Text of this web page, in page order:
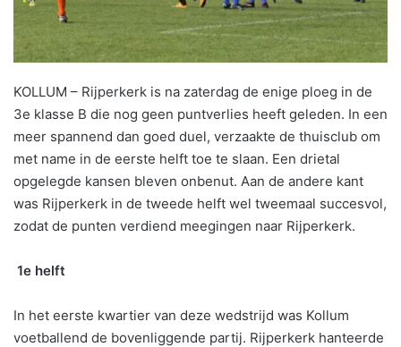
KOLLUM – Rijperkerk is na zaterdag de enige ploeg in de
3e klasse B die nog geen puntverlies heeft geleden. In een
meer spannend dan goed duel, verzaakte de thuisclub om
met name in de eerste helft toe te slaan. Een drietal
opgelegde kansen bleven onbenut. Aan de andere kant
was Rijperkerk in de tweede helft wel tweemaal succesvol,
zodat de punten verdiend meegingen naar Rijperkerk.
1e helft
In het eerste kwartier van deze wedstrijd was Kollum
voetballend de bovenliggende partij. Rijperkerk hanteerde